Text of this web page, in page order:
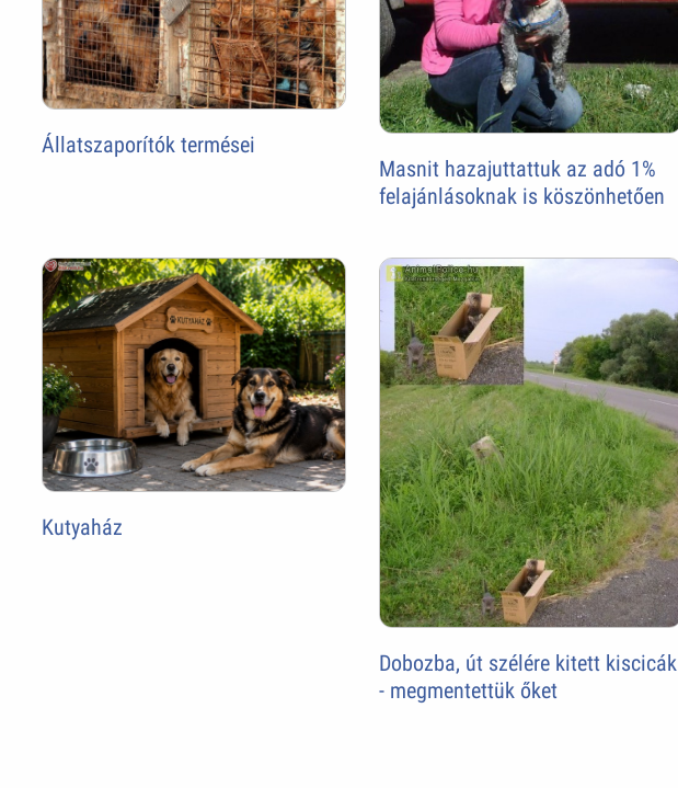
Állatszaporítók termései
Masnit hazajuttattuk az adó 1%
felajánlásoknak is köszönhetően
Kutyaház
Dobozba, út szélére kitett kiscicák
- megmentettük őket